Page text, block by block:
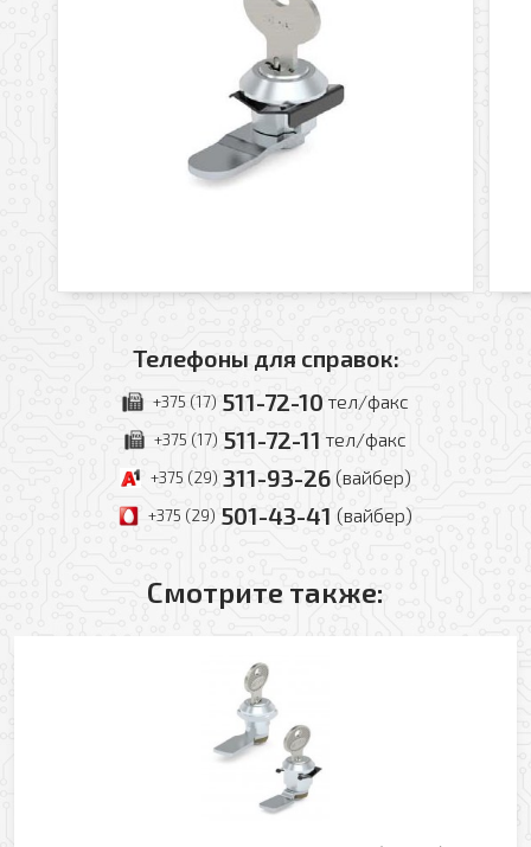
Телефоны для справок:
+375 (17) 511-72-10 тел/факс
+375 (17) 511-72-11 тел/факс
+375 (29) 311-93-26 (вайбер)
+375 (29) 501-43-41 (вайбер)
Смотрите также:
Оформить заявку